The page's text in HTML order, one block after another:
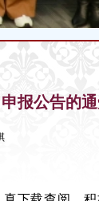
报公告的